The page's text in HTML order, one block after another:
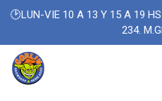
🕑LUN-VIE 10 A 13 Y 15 A 19
234.